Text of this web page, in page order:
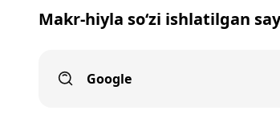
Makr-hiyla so‘zi ishlatilgan
Google